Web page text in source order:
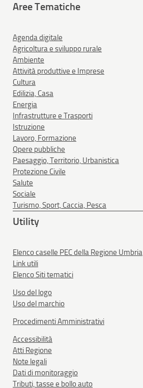
Aree Tematiche
Agenda digitale
Agricoltura e sviluppo rurale
Ambiente
Attività produttive e Imprese
Cultura
Edilizia, Casa
Energia
Infrastrutture e Trasporti
Istruzione
Lavoro, Formazione
Opere pubbliche
Paesaggio, Territorio, Urbanistica
Protezione Civile
Salute
Sociale
Turismo, Sport, Caccia, Pesca
Utility
Elenco caselle PEC della Regione Umbria
Link utili
Elenco Siti tematici
Uso del logo
Uso del marchio
Procedimenti Amministrativi
Accessibilità
Atti Regione
Note legali
Dati di monitoraggio
Tributi, tasse e bollo auto